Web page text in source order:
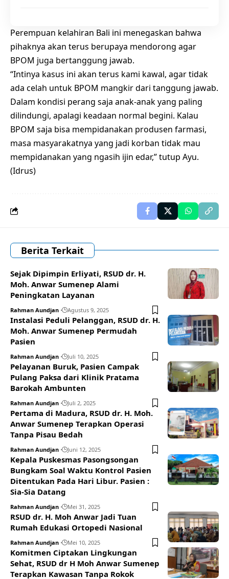
Perempuan kelahiran Bali ini menegaskan bahwa
pihaknya akan terus berupaya mendorong agar
BPOM juga bertanggung jawab.
“Intinya kasus ini akan terus kami kawal, agar tidak
ada celah untuk BPOM mangkir dari tanggung jawab.
Dalam kondisi perang saja anak-anak yang paling
dilindungi, apalagi keadaan normal begini. Kalau
BPOM saja bisa mempidanakan produsen farmasi,
masa masyarakatnya yang jadi korban tidak mau
mempidanakan yang ngasih ijin edar,” tutup Ayu.
(Idrus)
Berita Terkait
Sejak Dipimpin Erliyati, RSUD dr. H.
Moh. Anwar Sumenep Alami
Peningkatan Layanan
Rahman Aundjan Agustus 9, 2025
Instalasi Peduli Pelanggan, RSUD dr. H.
Moh. Anwar Sumenep Permudah
Pasien
Rahman Aundjan Juli 10, 2025
Pelayanan Buruk, Pasien Campak
Pulang Paksa dari Klinik Pratama
Barokah Ambunten
Rahman Aundjan Juli 2, 2025
Pertama di Madura, RSUD dr. H. Moh.
Anwar Sumenep Terapkan Operasi
Tanpa Pisau Bedah
Rahman Aundjan Juni 12, 2025
Kepala Puskesmas Pasongsongan
Bungkam Soal Waktu Kontrol Pasien
Ditentukan Pada Hari Libur. Pasien :
Sia-Sia Datang
Rahman Aundjan Mei 31, 2025
RSUD dr. H. Moh Anwar Jadi Tuan
Rumah Edukasi Ortopedi Nasional
Rahman Aundjan Mei 10, 2025
Komitmen Ciptakan Lingkungan
Sehat, RSUD dr H Moh Anwar Sumenep
Terapkan Kawasan Tanpa Rokok